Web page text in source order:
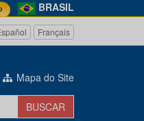
BRASIL
Français
Mapa do Site